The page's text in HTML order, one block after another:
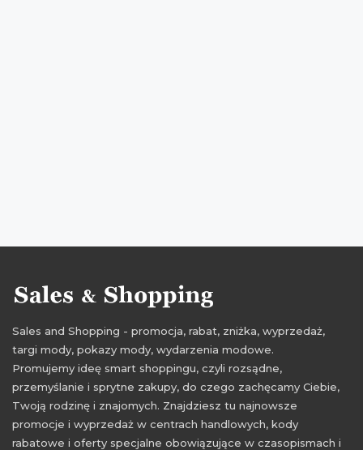
Sales and Shopping - promocja, rabat, zniżka, wyprzedaż,
targi mody, pokazy mody, wydarzenia modowe.
Promujemy ideę smart shoppingu, czyli rozsądne,
przemyślanie i sprytne zakupy, do czego zachęcamy Ciebie,
Twoją rodzinę i znajomych. Znajdziesz tu najnowsze
promocje i wyprzedaż w centrach handlowych, kody
rabatowe i oferty specjalne obowiązujące w czasopismach i